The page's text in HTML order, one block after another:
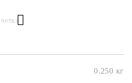
0.250 кг